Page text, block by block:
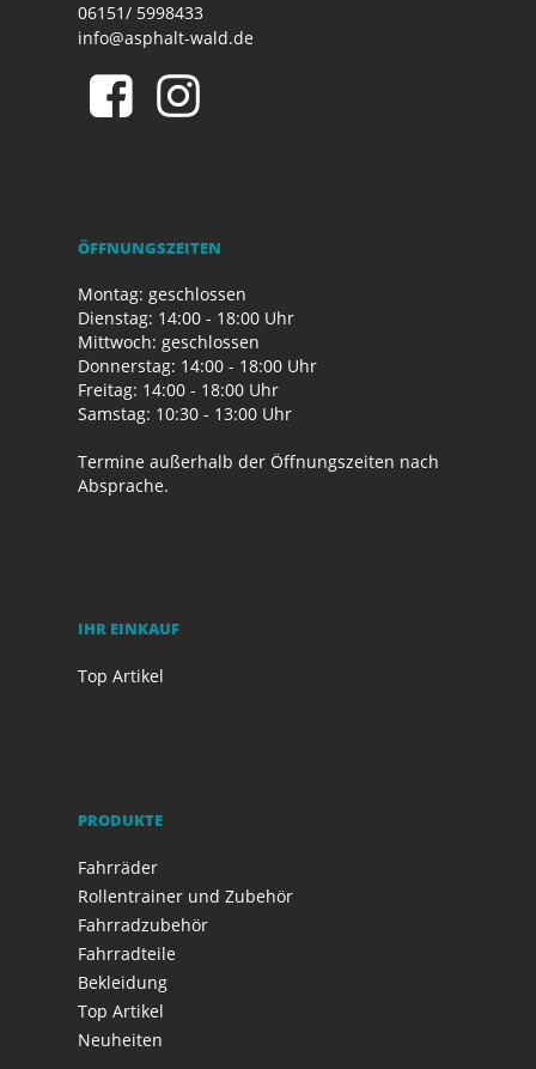
06151/ 5998433
info@asphalt-wald.de
ÖFFNUNGSZEITEN
Montag: geschlossen
Dienstag: 14:00 - 18:00 Uhr
Mittwoch: geschlossen
Donnerstag: 14:00 - 18:00 Uhr
Freitag: 14:00 - 18:00 Uhr
Samstag: 10:30 - 13:00 Uhr
Termine außerhalb der Öffnungszeiten nach
Absprache.
IHR EINKAUF
Top Artikel
PRODUKTE
Fahrräder
Rollentrainer und Zubehör
Fahrradzubehör
Fahrradteile
Bekleidung
Top Artikel
Neuheiten